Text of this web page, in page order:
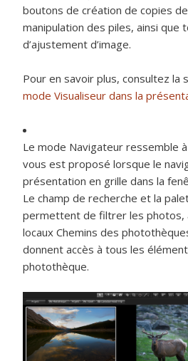
boutons de création de copies
manipulation des piles, ainsi que
d’ajustement d’image.
Pour en savoir plus, consultez la
mode Visualiseur dans la
Le mode Navigateur ressemble
vous est proposé lorsque le
présentation en grille dans la
Le champ de recherche et la
permettent de filtrer les photos,
locaux Chemins des
donnent accès à tous les
photothèque.